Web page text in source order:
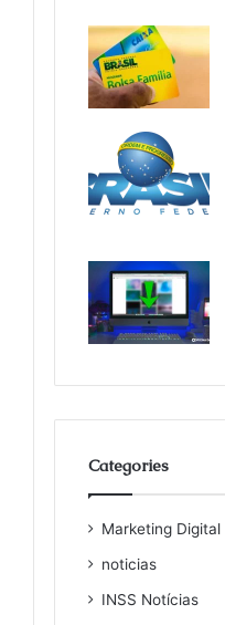
Categories
Marketing Digital
noticias
INSS Notícias